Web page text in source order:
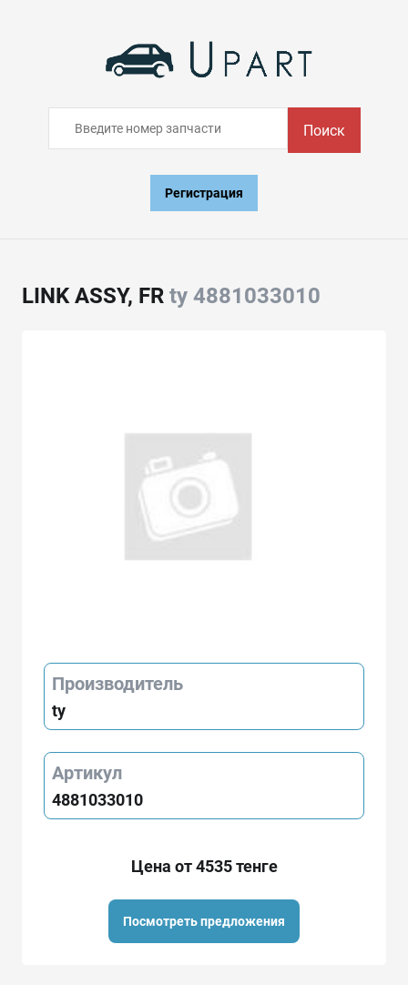
Поиск
Регистрация
LINK ASSY, FR ty 4881033010
Производитель
ty
Артикул
4881033010
Цена от 4535 тенге
Посмотреть предложения